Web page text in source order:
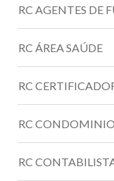
RC AGENTES DE
RC ÁREA SAÚDE
RC
RC CONDOMINIO
RC